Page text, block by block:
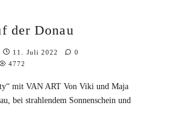
der Donau
11. Juli 2022
0
4772
mit VAN ART Von Viki und Maja
bei strahlendem Sonnenschein und